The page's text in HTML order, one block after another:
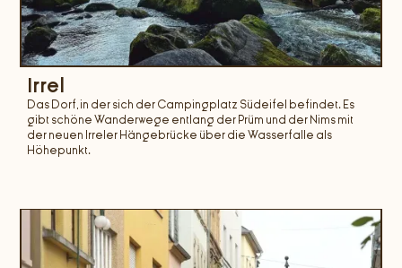
Irrel
Das Dorf, in der sich der Campingplatz Südeifel befindet. Es
gibt schöne Wanderwege entlang der Prüm und der Nims mit
der neuen Irreler Hängebrücke über die Wasserfalle als
Höhepunkt.